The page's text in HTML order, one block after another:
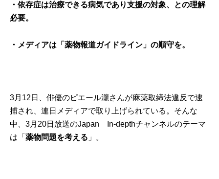
・依存症は治療できる病気であり支援の対象、との理解
必要。
・メディアは「薬物報道ガイドライン」の順守を。
3月12日、俳優のピエール瀧さんが麻薬取締法違反で逮
捕され、連日メディアで取り上げられている。そんな
中、3月20日放送のJapan In-depthチャンネルのテーマ
は「薬物問題を考える 」。